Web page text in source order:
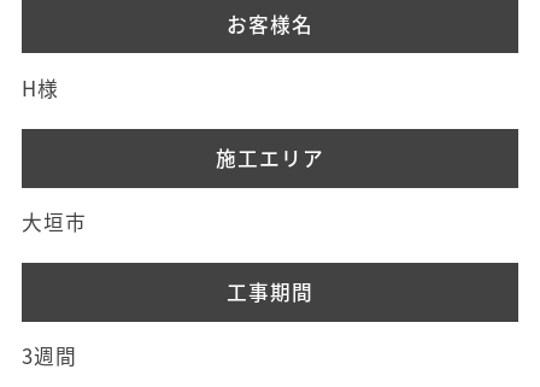
お客様名
H様
施工エリア
大垣市
工事期間
3週間